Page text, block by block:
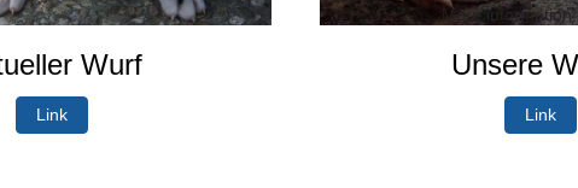
Wurf
Link
Unsere
Link
More information